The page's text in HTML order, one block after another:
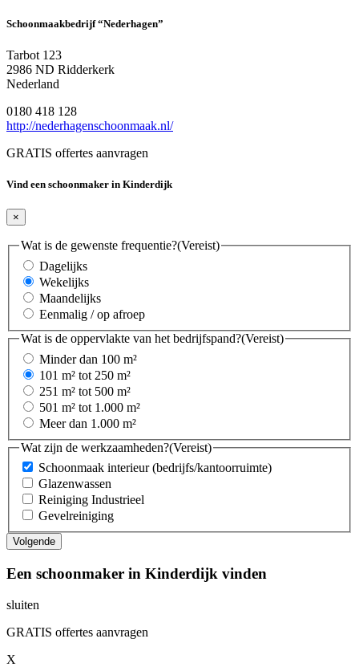
Schoonmaakbedrijf “Nederhagen”
Tarbot 123
2986 ND Ridderkerk
Nederland
0180 418 128
http://nederhagenschoonmaak.nl/
GRATIS offertes aanvragen
Vind een schoonmaker in Kinderdijk
×
Wat is de gewenste frequentie?(Vereist)
Dagelijks
Wekelijks
Maandelijks
Eenmalig / op afroep
Wat is de oppervlakte van het bedrijfspand?(Vereist)
Minder dan 100 m²
101 m² tot 250 m²
251 m² tot 500 m²
501 m² tot 1.000 m²
Meer dan 1.000 m²
Wat zijn de werkzaamheden?(Vereist)
Schoonmaak interieur (bedrijfs/kantoorruimte)
Glazenwassen
Reiniging Industrieel
Gevelreiniging
Een schoonmaker in Kinderdijk vinden
sluiten
GRATIS offertes aanvragen
X